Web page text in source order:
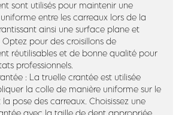
sont utilisés pour maintenir une
entre les carreaux lors de la
ainsi une surface plane et
Optez pour des croisillons de
réutilisables et de bonne qualité pour
professionnels.
: La truelle crantée est utilisée
la colle de manière uniforme sur le
pose des carreaux. Choisissez une